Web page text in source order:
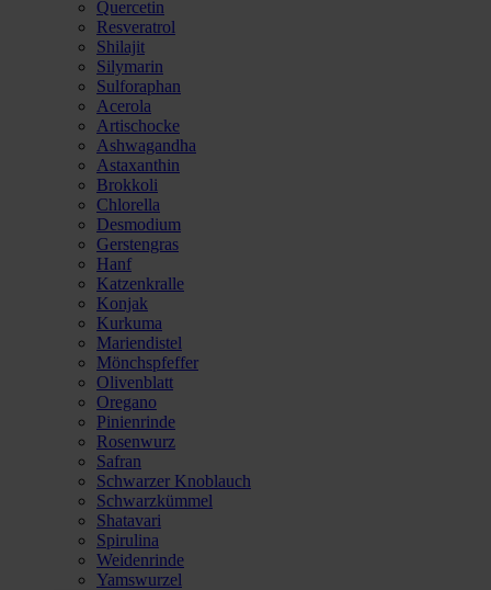
Quercetin
Resveratrol
Shilajit
Silymarin
Sulforaphan
Acerola
Artischocke
Ashwagandha
Astaxanthin
Brokkoli
Chlorella
Desmodium
Gerstengras
Hanf
Katzenkralle
Konjak
Kurkuma
Mariendistel
Mönchspfeffer
Olivenblatt
Oregano
Pinienrinde
Rosenwurz
Safran
Schwarzer Knoblauch
Schwarzkümmel
Shatavari
Spirulina
Weidenrinde
Yamswurzel